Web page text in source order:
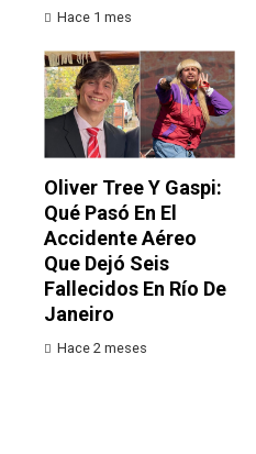
Hace 1 mes
Oliver Tree Y Gaspi:
Qué Pasó En El
Accidente Aéreo
Que Dejó Seis
Fallecidos En Río De
Janeiro
Hace 2 meses